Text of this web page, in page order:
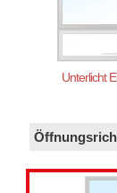
Unterlicht